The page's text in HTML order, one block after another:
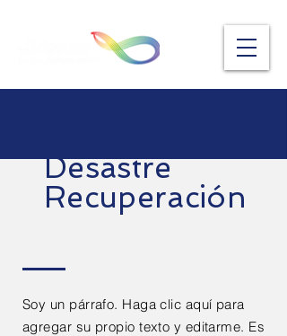
Desastre
Recuperación
Soy un párrafo. Haga clic aquí para
agregar su propio texto y editarme. Es